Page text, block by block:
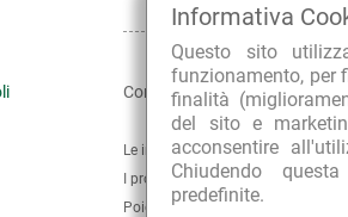
Informativa
Questo sito
funzionamento, per
finalità
del sito e
acconsentire
Chiudendo
predefinite.
Condividi:
Le informazioni presenti su
I prodotti erboristici non
Poichè non si tratta di farmaci, i